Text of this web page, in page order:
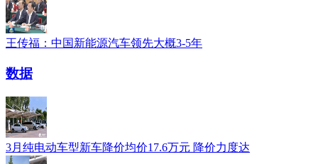
王传福：中国新能源汽车领先大概3-5年
数据
3月纯电动车型新车降价均价17.6万元 降价力度达